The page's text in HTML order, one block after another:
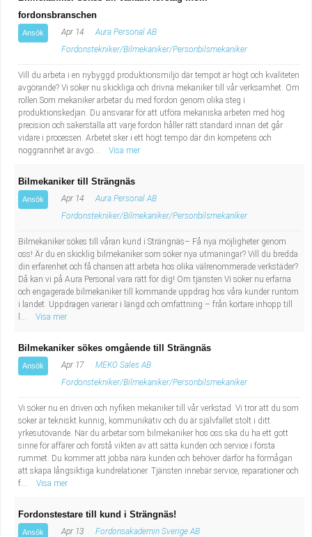
fordonsbranschen
Ansök Apr 14
Aura Personal AB
Fordonstekniker/Bilmekaniker/Personbilsmekaniker
Vill du arbeta i en nybyggd produktionsmiljö där tempot är högt och kvaliteten
avgörande? Vi söker nu skickliga och drivna mekaniker till vår verksamhet. Om
rollen Som mekaniker arbetar du med fordon genom olika steg i
produktionskedjan. Du ansvarar för att utföra mekaniska arbeten med hög
precision och säkerställa att varje fordon håller rätt standard innan det går
vidare i processen. Arbetet sker i ett högt tempo där din kompetens och
noggrannhet är avgö...
Visa mer
Bilmekaniker till Strängnäs
Ansök Apr 14
Aura Personal AB
Fordonstekniker/Bilmekaniker/Personbilsmekaniker
Bilmekaniker sökes till våran kund i Strängnäs– Få nya möjligheter genom
oss! Är du en skicklig bilmekaniker som söker nya utmaningar? Vill du bredda
din erfarenhet och få chansen att arbeta hos olika välrenommerade verkstäder?
Då kan vi på Aura Personal vara rätt för dig! Om tjänsten Vi söker nu erfarna
och engagerade bilmekaniker till kommande uppdrag hos våra kunder runtom
i landet. Uppdragen varierar i längd och omfattning – från kortare inhopp till
l...
Visa mer
Bilmekaniker sökes omgående till Strängnäs
Ansök Apr 17
MEKO Sales AB
Fordonstekniker/Bilmekaniker/Personbilsmekaniker
Vi söker nu en driven och nyfiken mekaniker till vår verkstad. Vi tror att du som
söker är tekniskt kunnig, kommunikativ och du är självfallet stolt i ditt
yrkesutövande. När du arbetar som bilmekaniker hos oss ska du ha ett gott
sinne för affärer och förstå vikten av att sätta kunden och service i första
rummet. Du kommer att jobba nära kunden och behöver därför ha förmågan
att skapa långsiktiga kundrelationer. Tjänsten innebär service, reparationer och
f...
Visa mer
Fordonstestare till kund i Strängnäs!
Ansök Apr 13
Fordonsakademin Sverige AB